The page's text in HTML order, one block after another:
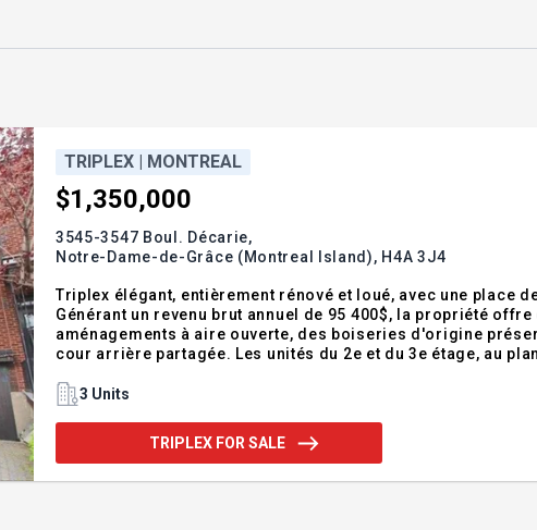
TRIPLEX | MONTREAL
$1,350,000
3545-3547 Boul. Décarie,
Notre-Dame-de-Grâce (Montreal Island), H4A 3J4
Triplex élégant, entièrement rénové et loué, avec une place
Générant un revenu brut annuel de 95 400$, la propriété
aménagements à aire ouverte, des boiseries d'origine
cour arrière partagée. Les unités du 2e et du 3e étage, au
Emplacement de choix, à q
3 Units
TRIPLEX FOR SALE